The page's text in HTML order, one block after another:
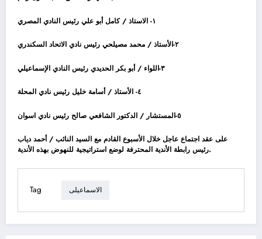
٢-الأستاذ / محمد مصيلحي رئيس نادي الاتحاد السكندري
٣-اللواء / أبو بكر الحديدي رئيس النادي الإسماعيلي
٤- الأستاذ / أسامة خليل رئيس نادي المحلة
٥-المستشار / الدكتور الشافعي صالح رئيس نادي اسوان
على عقد اجتماع عاجل خلال الأسبوع القادم مع السيد النائب / أحمد دياب
رئيس رابطة الأندية المحترفة لوضع استراتيجية للنهوض بهذه الأندية.
Tag الاسماعيلى